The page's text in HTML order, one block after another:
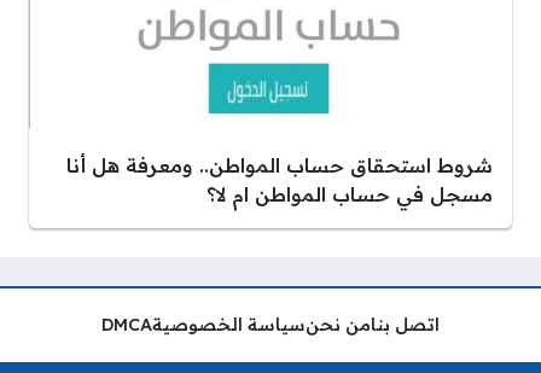
شروط استحقاق حساب المواطن.. ومعرفة هل أنا
مسجل في حساب المواطن ام لا؟
اتصل بنامن نحنسياسة الخصوصيةDMCA